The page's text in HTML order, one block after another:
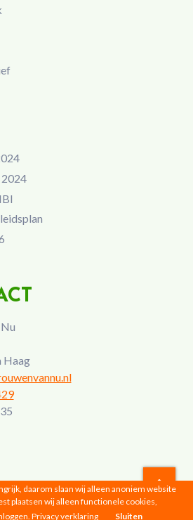
2024
Haag
© 2026 |Privacyverklaring
daarom slaan wij alleen anoniem website
plaatsen wij alleen functionele cookies,
Privacy verklaring Sluiten